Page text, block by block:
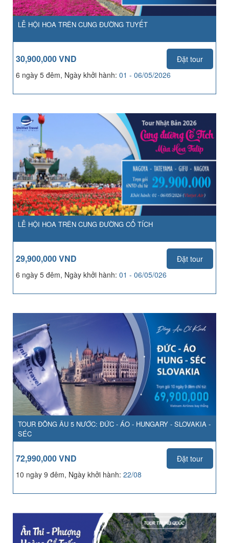
LỄ HỘI HOA TRÊN CUNG ĐƯỜNG TUYẾT
30,900,000 VND
Đặt tour
6 ngày 5 đêm, Ngày khởi hành: 01 - 06/05/2026
LỄ HỘI HOA TRÊN CUNG ĐƯỜNG CỔ TÍCH
29,900,000 VND
Đặt tour
6 ngày 5 đêm, Ngày khởi hành: 01 - 06/05/026
TOUR ĐÔNG ÂU 5 NƯỚC: ĐỨC - ÁO - HUNGARY - SLOVAKIA -
SÉC
72,990,000 VND
Đặt tour
10 ngày 9 đêm, Ngày khởi hành: 22/08